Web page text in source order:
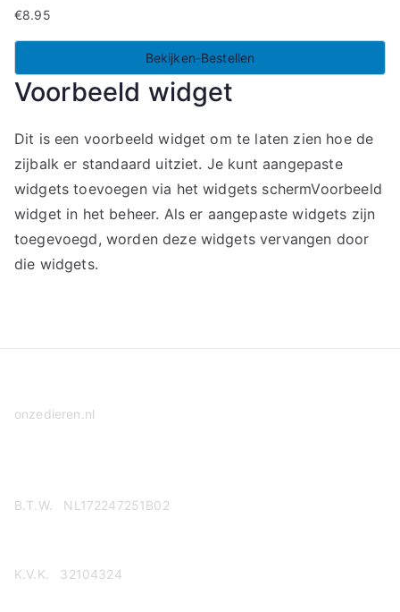
€8.95
Bekijken-Bestellen
Voorbeeld widget
Dit is een voorbeeld widget om te laten zien hoe de
zijbalk er standaard uitziet. Je kunt aangepaste
widgets toevoegen via het widgets schermVoorbeeld
widget in het beheer. Als er aangepaste widgets zijn
toegevoegd, worden deze widgets vervangen door
die widgets.
onzedieren.nl
B.T.W. NL172247251B02
K.V.K. 32104324